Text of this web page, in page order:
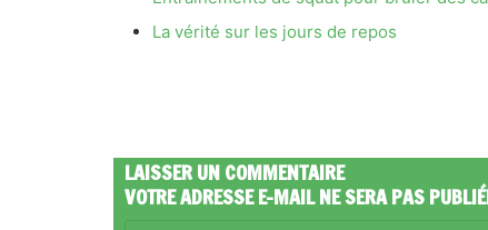
La vérité sur les jours de repos
LAISSER UN COMMENTAIRE
VOTRE ADRESSE E-MAIL NE SERA PAS